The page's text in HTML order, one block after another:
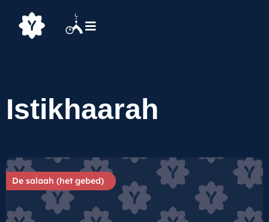
Istikhaarah
De salaah (het gebed)